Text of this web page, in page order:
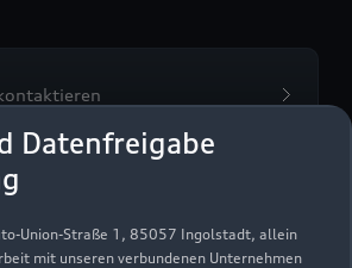
Datenfreigabe
Union-Straße 1, 85057 Ingolstadt, allein
mit unseren verbundenen Unternehmen